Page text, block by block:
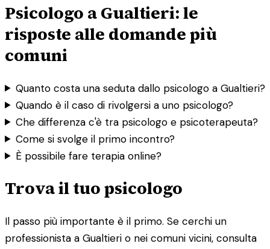
Psicologo a Gualtieri: le
risposte alle domande più
comuni
Quanto costa una seduta dallo psicologo a Gualtieri?
Quando è il caso di rivolgersi a uno psicologo?
Che differenza c'è tra psicologo e psicoterapeuta?
Come si svolge il primo incontro?
È possibile fare terapia online?
Trova il tuo psicologo
Il passo più importante è il primo. Se cerchi un
professionista a Gualtieri o nei comuni vicini, consulta